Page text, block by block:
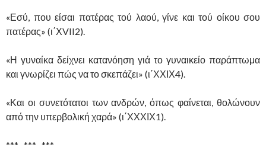
«Εσύ, που είσαι πατέρας τού λαού, γίνε και τού οίκου σου
πατέρας» (ι΄ΧVII2).
«Η γυναίκα δείχνει κατανόηση γιά το γυναικείο παράπτωμα
και γνωρίζει πώς να το σκεπάζει» (ι΄ΧΧΙΧ4).
«Και οι συνετότατοι των ανδρών, όπως φαίνεται, θολώνουν
από την υπερβολική χαρά» (ι΄ΧΧΧΙΧ1).
*** *** ***